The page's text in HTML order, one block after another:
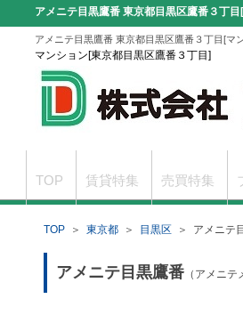
アメニテ目黒鷹番 東京都目黒区鷹番３丁
アメニテ目黒鷹番 東京都目黒区鷹番３丁目[マ
マンション[東京都目黒区鷹番３丁目]
TOP 賃貸特集 売買特集
駐車場無料サービスのご案内
TOP ＞ 東京都 ＞ 目黒区 ＞ アメニテ
アメニテ目黒鷹番 （アメニテ